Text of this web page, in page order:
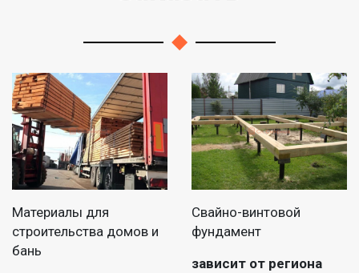
Материалы для
строительства домов и
бань
Свайно-винтовой
фундамент
зависит от региона